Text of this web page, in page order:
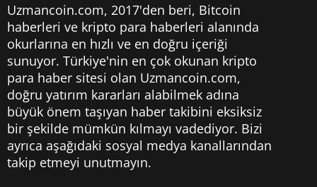
Uzmancoin.com, 2017'den beri, Bitcoin
haberleri ve kripto para haberleri alanında
okurlarına en hızlı ve en doğru içeriği
sunuyor. Türkiye'nin en çok okunan kripto
para haber sitesi olan Uzmancoin.com,
doğru yatırım kararları alabilmek adına
büyük önem taşıyan haber takibini eksiksiz
bir şekilde mümkün kılmayı vadediyor. Bizi
ayrıca aşağıdaki sosyal medya kanallarından
takip etmeyi unutmayın.